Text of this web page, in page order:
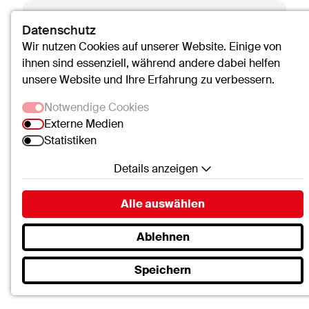
Aynur Boz
Datenschutz
Wir nutzen Cookies auf unserer Website. Einige von
ihnen sind essenziell, während andere dabei helfen
unsere Website und Ihre Erfahrung zu verbessern.
Notwendige Cookies
Externe Medien
Statistiken
Details anzeigen
Notwendige Cookies
Essenzielle Cookies ermöglichen grundlegende
Funktionen und sind für die einwandfreie Funktion
der Website erforderlich.
SC.Cookie
Name:mscookie
Alle auswählen
Ablehnen
Speichern